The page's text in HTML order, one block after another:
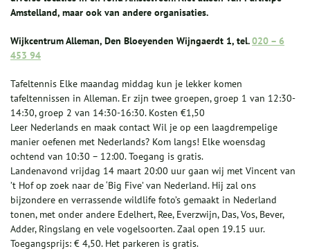
Amstelland, maar ook van andere organisaties.
Wijkcentrum Alleman, Den Bloeyenden Wijngaerdt 1, tel.020 – 6
453 94
Tafeltennis Elke maandag middag kun je lekker komen
tafeltennissen in Alleman. Er zijn twee groepen, groep 1 van 12:30-
14:30, groep 2 van 14:30-16:30. Kosten €1,50
Leer Nederlands en maak contact Wil je op een laagdrempelige
manier oefenen met Nederlands? Kom langs! Elke woensdag
ochtend van 10:30 – 12:00. Toegang is gratis.
Landenavond vrijdag 14 maart 20:00 uur gaan wij met Vincent van
’t Hof op zoek naar de ‘Big Five’ van Nederland. Hij zal ons
bijzondere en verrassende wildlife foto’s gemaakt in Nederland
tonen, met onder andere Edelhert, Ree, Everzwijn, Das, Vos, Bever,
Adder, Ringslang en vele vogelsoorten. Zaal open 19.15 uur.
Toegangsprijs: € 4,50. Het parkeren is gratis.